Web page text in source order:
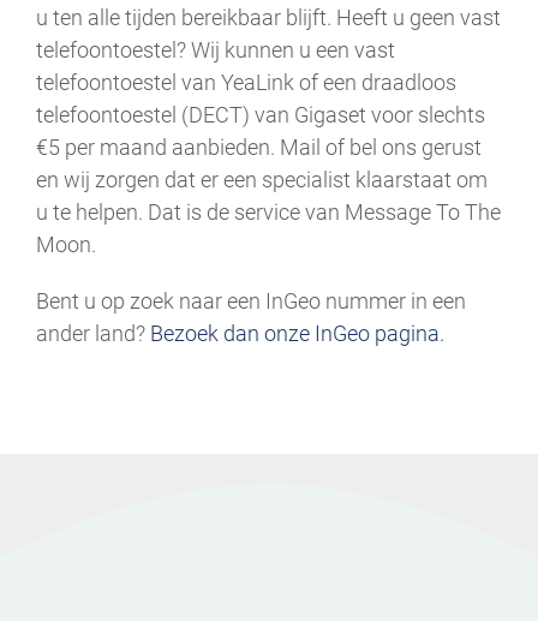
u ten alle tijden bereikbaar blijft. Heeft u geen vast
telefoontoestel? Wij kunnen u een vast
telefoontoestel van YeaLink of een draadloos
telefoontoestel (DECT) van Gigaset voor slechts
€5 per maand aanbieden. Mail of bel ons gerust
en wij zorgen dat er een specialist klaarstaat om
u te helpen. Dat is de service van Message To The
Moon.
Bent u op zoek naar een InGeo nummer in een
ander land? Bezoek dan onze InGeo pagina.